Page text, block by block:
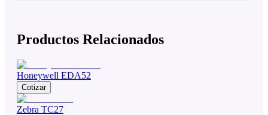
Productos Relacionados
Honeywell EDA52
Cotizar
Zebra TC27